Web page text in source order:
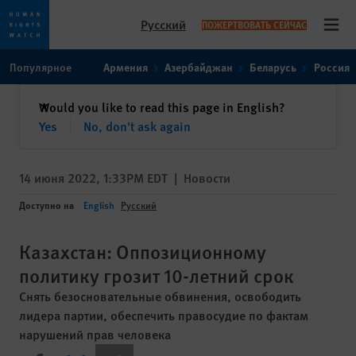
toto
content
Русский ПОЖЕРТВОВАТЬ СЕЙЧАС
Популярное Армения Азербайджан Беларусь Россия
Would you like to read this page in English?
Yes
No, don't ask again
✕закрыть
14 июня 2022, 1:33PM EDT | Новости
Доступно на English Русский
Казахстан: Оппозиционному
политику грозит 10-летний срок
Снять безосновательные обвинения, освободить
лидера партии, обеспечить правосудие по фактам
нарушений прав человека